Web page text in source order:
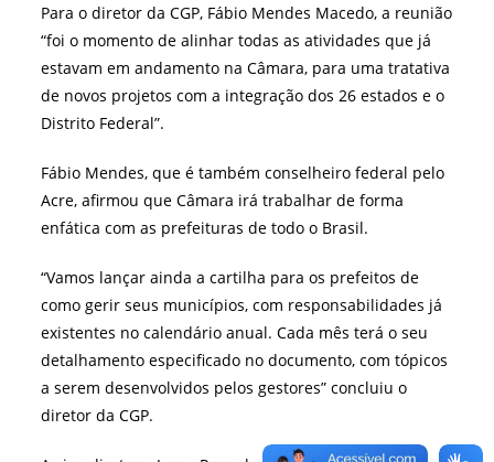
Para o diretor da CGP, Fábio Mendes Macedo, a reunião
“foi o momento de alinhar todas as atividades que já
estavam em andamento na Câmara, para uma tratativa
de novos projetos com a integração dos 26 estados e o
Distrito Federal”.
Fábio Mendes, que é também conselheiro federal pelo
Acre, afirmou que Câmara irá trabalhar de forma
enfática com as prefeituras de todo o Brasil.
“Vamos lançar ainda a cartilha para os prefeitos de
como gerir seus municípios, com responsabilidades já
existentes no calendário anual. Cada mês terá o seu
detalhamento especificado no documento, com tópicos
a serem desenvolvidos pelos gestores” concluiu o
diretor da CGP.